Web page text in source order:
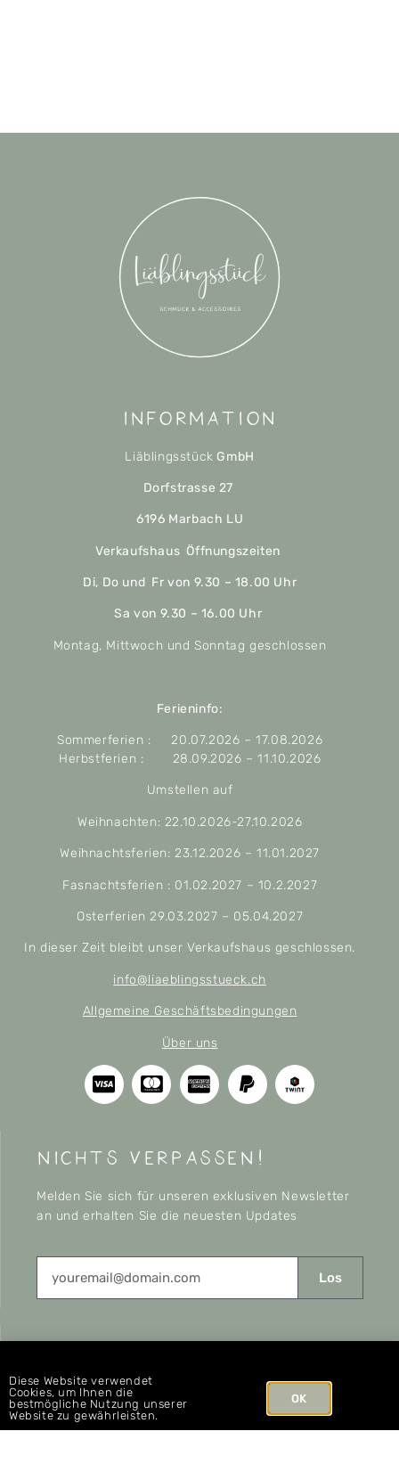
Information
Liäblingsstück GmbH
Dorfstrasse 27
6196 Marbach LU
Verkaufshaus Öffnungszeiten
Di, Do und Fr von 9.30 – 18.00 Uhr
Sa von 9.30 – 16.00 Uhr
Montag, Mittwoch und Sonntag geschlossen
Ferieninfo:
Sommerferien : 20.07.2026 – 17.08.2026
Herbstferien : 28.09.2026 – 11.10.2026
Umstellen auf
Weihnachten: 22.10.2026-27.10.2026
Weihnachtsferien: 23.12.2026 – 11.01.2027
Fasnachtsferien : 01.02.2027 – 10.2.2027
Osterferien 29.03.2027 – 05.04.2027
In dieser Zeit bleibt unser Verkaufshaus geschlossen.
info@liaeblingsstueck.ch
Allgemeine Geschäftsbedingungen
Über uns
nichts verpassen!
Melden Sie sich für unseren exklusiven Newsletter
an und erhalten Sie die neuesten Updates
Los
CONNECT
Diese Website verwendet
Cookies, um Ihnen die
bestmögliche Nutzung unserer
Website zu gewährleisten.
OK